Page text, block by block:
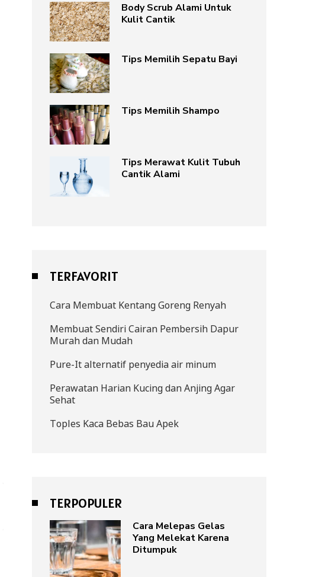
Body Scrub Alami Untuk
Kulit Cantik
Tips Memilih Sepatu Bayi
Tips Memilih Shampo
Tips Merawat Kulit Tubuh
Cantik Alami
TERFAVORIT
Cara Membuat Kentang Goreng Renyah
Membuat Sendiri Cairan Pembersih Dapur
Murah dan Mudah
Pure-It alternatif penyedia air minum
Perawatan Harian Kucing dan Anjing Agar
Sehat
Toples Kaca Bebas Bau Apek
TERPOPULER
Cara Melepas Gelas
Yang Melekat Karena
Ditumpuk